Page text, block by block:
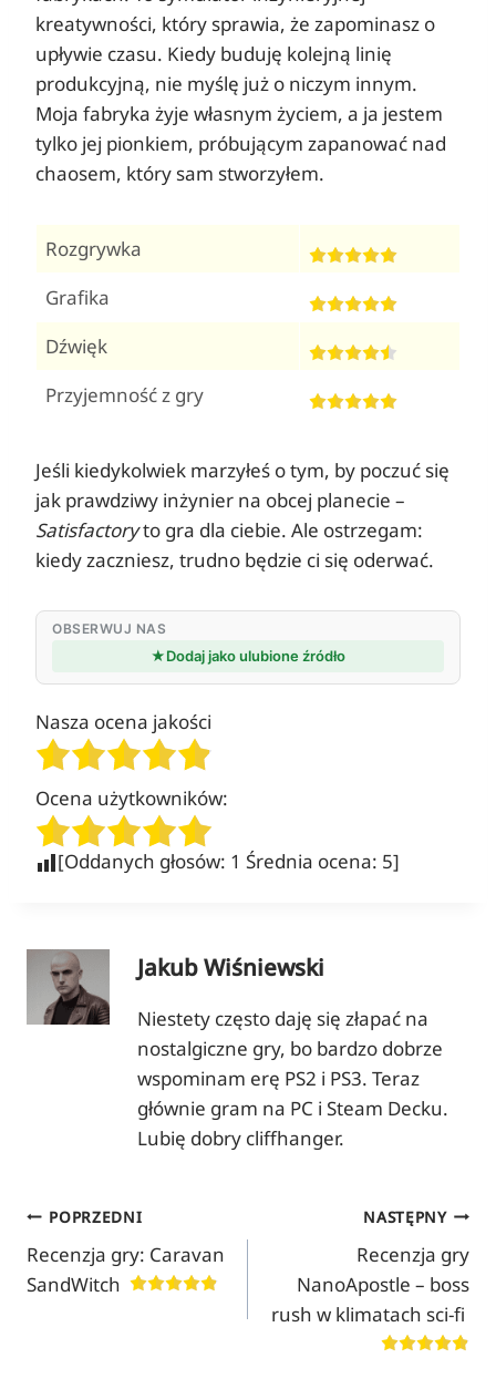
kreatywności, który sprawia, że zapominasz o
upływie czasu. Kiedy buduję kolejną linię
produkcyjną, nie myślę już o niczym innym.
Moja fabryka żyje własnym życiem, a ja jestem
tylko jej pionkiem, próbującym zapanować nad
chaosem, który sam stworzyłem.
Rozgrywka
Grafika
Dźwięk
Przyjemność z gry
Jeśli kiedykolwiek marzyłeś o tym, by poczuć się
jak prawdziwy inżynier na obcej planecie –
Satisfactoryto gra dla ciebie. Ale ostrzegam:
kiedy zaczniesz, trudno będzie ci się oderwać.
OBSERWUJ NAS
★Dodaj jako ulubione źródło
Nasza ocena jakości
Ocena użytkowników:
[Oddanych głosów: 1 Średnia ocena: 5]
Jakub Wiśniewski
Niestety często daję się złapać na
nostalgiczne gry, bo bardzo dobrze
wspominam erę PS2 i PS3. Teraz
głównie gram na PC i Steam Decku.
Lubię dobry cliffhanger.
Nawigacja
wpisu
POPRZEDNI
Recenzja gry: Caravan
SandWitch
NASTĘPNY
Recenzja gry
NanoApostle – boss
rush w klimatach sci-fi